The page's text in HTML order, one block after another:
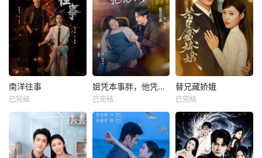
南洋往事
已完结
姐凭本事胖，他凭本事追
已完结
替兄藏娇娥
已完结